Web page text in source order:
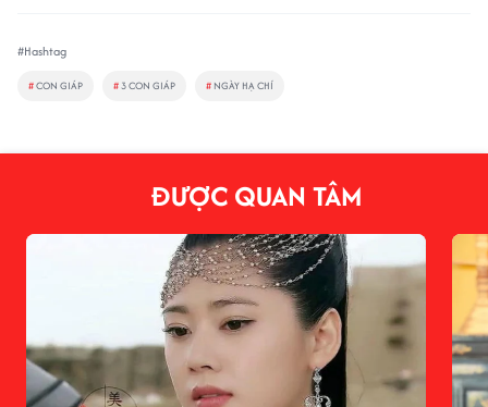
#Hashtag
#CON GIÁP #3 CON GIÁP # NGÀY HẠ CHÍ
ĐƯỢC QUAN TÂM